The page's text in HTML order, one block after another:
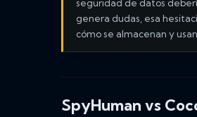
seguridad de datos
genera dudas, esa
cómo se almacenan y
SpyHuman vs